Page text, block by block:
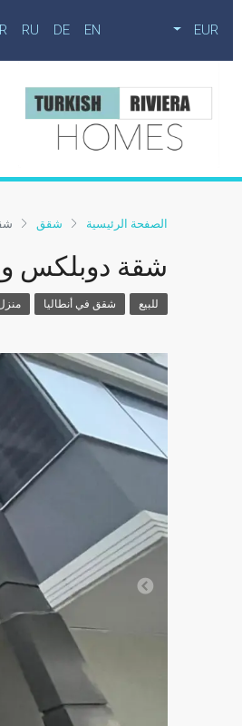
EUR
EN
DE
RU
الصفحة الرئيسية شقق
شقة دوبلكس
للبيع شقق في أنطاليا